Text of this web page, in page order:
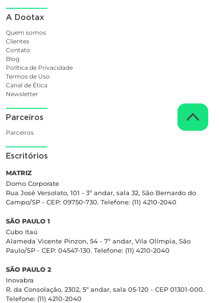
A Dootax
Quem somos
Clientes
Contato
Blog
Política de Privacidade
Termos de Uso
Canal de Ética
Newsletter
Parceiros
Parceiros
Escritórios
MATRIZ
Domo Corporate
Rua José Versolato, 101 - 3º andar, sala 32, São Bernardo do
Campo/SP - CEP: 09750-730. Telefone: (11) 4210-2040
SÃO PAULO 1
Cubo Itaú
Alameda Vicente Pinzon, 54 - 7º andar, Vila Olímpia, São
Paulo/SP - CEP: 04547-130. Telefone: (11) 4210-2040
SÃO PAULO 2
Inovabra
R. da Consolação, 2302, 5º andar, sala 05-120 - CEP 01301-000.
Telefone: (11) 4210-2040